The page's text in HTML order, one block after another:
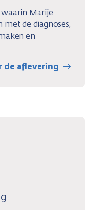
waarin Marije
de diagnoses,
en
de aflevering